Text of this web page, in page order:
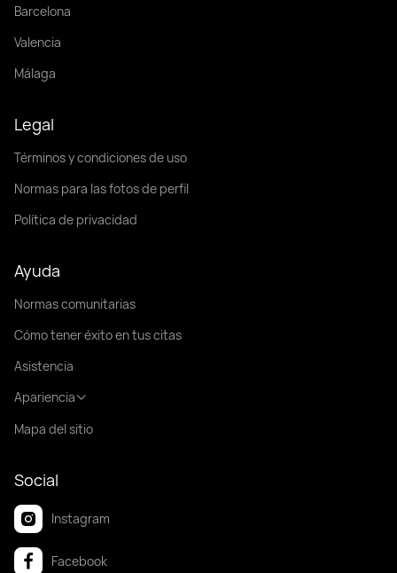
Barcelona
Valencia
Málaga
Legal
Términos y condiciones de uso
Normas para las fotos de perfil
Política de privacidad
Ayuda
Normas comunitarias
Cómo tener éxito en tus citas
Asistencia
Apariencia
Mapa del sitio
Social
Instagram
Facebook